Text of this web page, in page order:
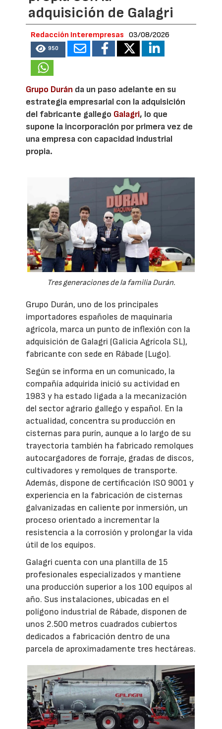
adquisición de Galagri
Redacción Interempresas 03/08/2026
950
Grupo Durán da un paso adelante en su
estrategia empresarial con la adquisición
del fabricante gallego Galagri, lo que
supone la incorporación por primera vez de
una empresa con capacidad industrial
propia.
Tres generaciones de la familia Durán.
Grupo Durán, uno de los principales
importadores españoles de maquinaria
agrícola, marca un punto de inflexión con la
adquisición de Galagri (Galicia Agrícola SL),
fabricante con sede en Rábade (Lugo).
Según se informa en un comunicado, la
compañía adquirida inició su actividad en
1983 y ha estado ligada a la mecanización
del sector agrario gallego y español. En la
actualidad, concentra su producción en
cisternas para purín, aunque a lo largo de su
trayectoria también ha fabricado remolques
autocargadores de forraje, gradas de discos,
cultivadores y remolques de transporte.
Además, dispone de certificación ISO 9001 y
experiencia en la fabricación de cisternas
galvanizadas en caliente por inmersión, un
proceso orientado a incrementar la
resistencia a la corrosión y prolongar la vida
útil de los equipos.
Galagri cuenta con una plantilla de 15
profesionales especializados y mantiene
una producción superior a los 100 equipos al
año. Sus instalaciones, ubicadas en el
polígono industrial de Rábade, disponen de
unos 2.500 metros cuadrados cubiertos
dedicados a fabricación dentro de una
parcela de aproximadamente tres hectáreas.